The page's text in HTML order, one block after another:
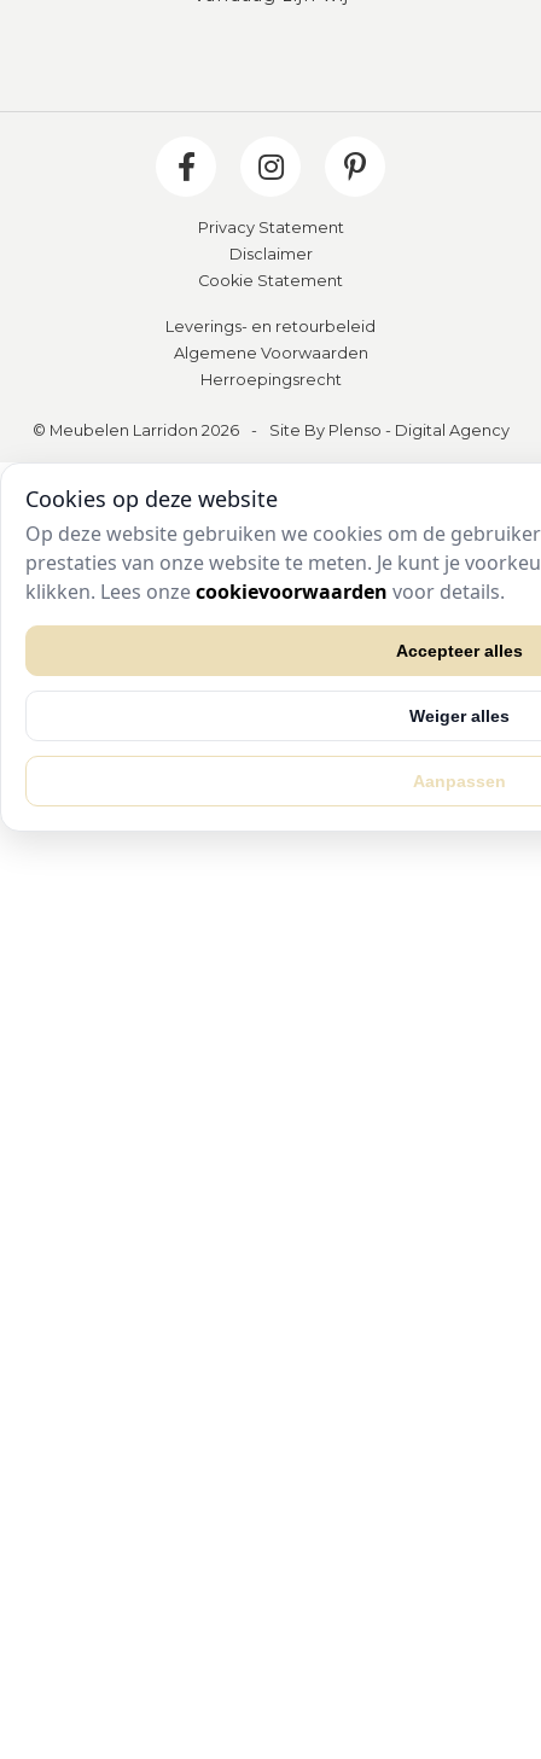
Privacy Statement
Disclaimer
Cookie Statement
Leverings- en retourbeleid
Algemene Voorwaarden
Herroepingsrecht
© Meubelen Larridon 2026 - Site By Plenso - Digital Agency
Cookies op deze website
Op deze website gebruiken we cookies om de
prestaties van onze website te meten. Je kunt je
klikken. Lees onzecookievoorwaarden voor details.
Accepteer alles
Weiger alles
Aanpassen